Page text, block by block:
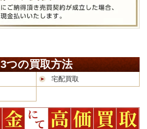
3つの買取方法
宅配買取